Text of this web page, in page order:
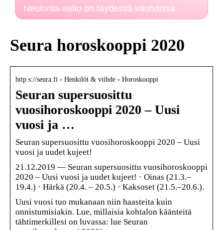
Neulonta-aalto on täydessä vauhdissa
Seura horoskooppi 2020
http s://seura.fi › Henkilöt & viihde › Horoskooppi
Seuran supersuosittu
vuosihoroskooppi 2020 – Uusi
vuosi ja …
Seuran supersuosittu vuosihoroskooppi 2020 – Uusi
vuosi ja uudet kujeet!
21.12.2019 — Seuran supersuosittu vuosihoroskooppi
2020 – Uusi vuosi ja uudet kujeet! · Oinas (21.3.–
19.4.) · Härkä (20.4. – 20.5.) · Kaksoset (21.5.–20.6.).
Uusi vuosi tuo mukanaan niin haasteita kuin
onnistumisiakin. Lue, millaisia kohtalon käänteitä
tähtimerkillesi on luvassa: lue Seuran